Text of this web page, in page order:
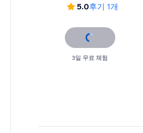
5.0후기 1개
3일 무료 체험